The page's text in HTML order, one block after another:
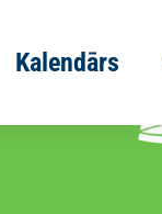
Kalendārs